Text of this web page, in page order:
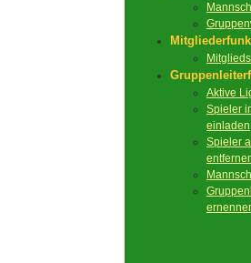
Aktive
Spieler
einladen
Spieler